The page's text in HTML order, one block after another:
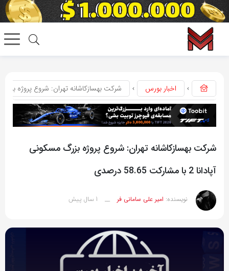
اخبار بورس شرکت بهسازکاشانه تهران: شروع پروژه بزرگ مسکونی آپادانا
شرکت بهسازکاشانه تهران: شروع پروژه بزرگ مسکونی
آپادانا 2 با مشارکت 58.65 درصدی
نویسنده: امیر علی سامانی فر __ 1 سال پیش